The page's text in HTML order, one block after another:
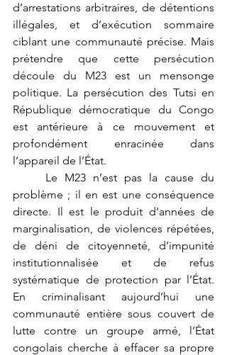
d’arrestations arbitraires, de détentions
illégales, et d’exécution sommaire
ciblant une communauté précise. Mais
prétendre que cette persécution
découle du M23 est un mensonge
politique. La persécution des Tutsi en
République démocratique du Congo
est antérieure à ce mouvement et
profondément enracinée dans
l’appareil de l’État.
problème ; il en est une conséquence
directe. Il est le produit d’années de
marginalisation, de violences répétées,
de déni de citoyenneté, d’impunité
institutionnalisée et de refus
systématique de protection par l’État.
En criminalisant aujourd’hui une
communauté entière sous couvert de
lutte contre un groupe armé, l’État
congolais cherche à effacer sa propre